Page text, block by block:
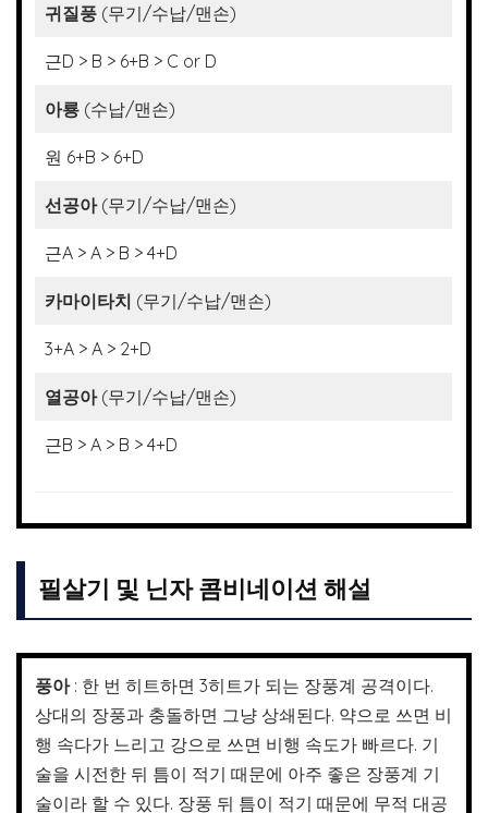
귀질풍 (무기/수납/맨손)
근D > B > 6+B > C or D
아룡 (수납/맨손)
원 6+B > 6+D
선공아(무기/수납/맨손)
근A > A > B > 4+D
카마이타치 (무기/수납/맨손)
3+A > A > 2+D
열공아(무기/수납/맨손)
근B > A > B > 4+D
필살기 및 닌자 콤비네이션 해설
풍아: 한 번 히트하면 3히트가 되는 장풍계 공격이다.
상대의 장풍과 충돌하면 그냥 상쇄된다. 약으로 쓰면 비
행 속다가 느리고 강으로 쓰면 비행 속도가 빠르다. 기
술을 시전한 뒤 틈이 적기 때문에 아주 좋은 장풍계 기
술이라 할 수 있다. 장풍 뒤 틈이 적기 때문에 무적 대공